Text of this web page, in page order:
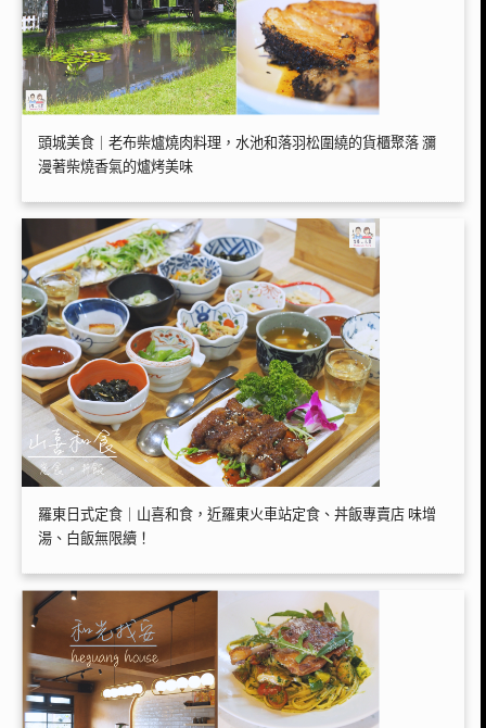
頭城美食｜老布柴爐燒肉料理，水池和落羽松圍繞的貨櫃聚落 瀰
漫著柴燒香氣的爐烤美味
羅東日式定食｜山喜和食，近羅東火車站定食、丼飯專賣店 味增
湯、白飯無限續！